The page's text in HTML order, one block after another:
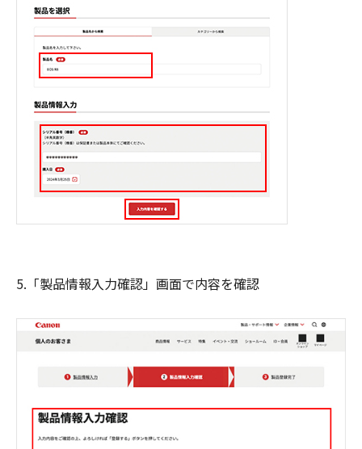
5.「製品情報入力確認」画面で内容を確認